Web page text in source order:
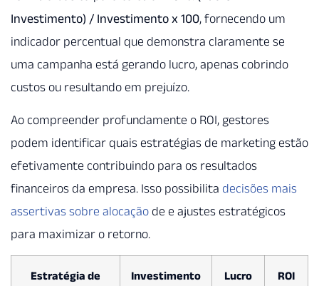
Investimento) / Investimento x 100, fornecendo um
indicador percentual que demonstra claramente se
uma campanha está gerando lucro, apenas cobrindo
custos ou resultando em prejuízo.
Ao compreender profundamente o ROI, gestores
podem identificar quais estratégias de marketing estão
efetivamente contribuindo para os resultados
financeiros da empresa. Isso possibilita decisões mais
assertivas sobre alocação de e ajustes estratégicos
para maximizar o retorno.
Estratégia de
Investimento Lucro
ROI